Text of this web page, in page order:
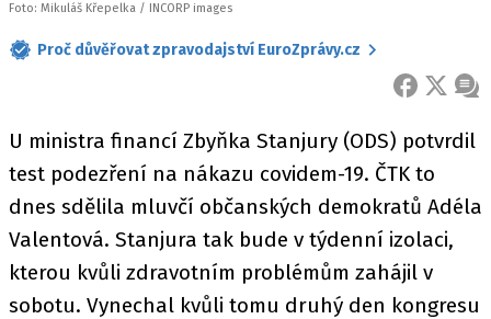
Foto: Mikuláš Křepelka / INCORP images
Proč důvěřovat zpravodajství EuroZprávy.cz
FACEBOOK
X
U ministra financí Zbyňka Stanjury (ODS) potvrdil
test podezření na nákazu covidem-19. ČTK to
dnes sdělila mluvčí občanských demokratů Adéla
Valentová. Stanjura tak bude v týdenní izolaci,
kterou kvůli zdravotním problémům zahájil v
sobotu. Vynechal kvůli tomu druhý den kongresu